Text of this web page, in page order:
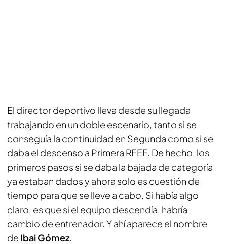
El director deportivo lleva desde su llegada
trabajando en un doble escenario, tanto si se
conseguía la continuidad en Segunda como si se
daba el descenso a Primera RFEF. De hecho, los
primeros pasos si se daba la bajada de categoría
ya estaban dados y ahora solo es cuestión de
tiempo para que se lleve a cabo. Si había algo
claro, es que si el equipo descendía, habría
cambio de entrenador. Y ahí aparece el nombre
de Ibai Gómez.